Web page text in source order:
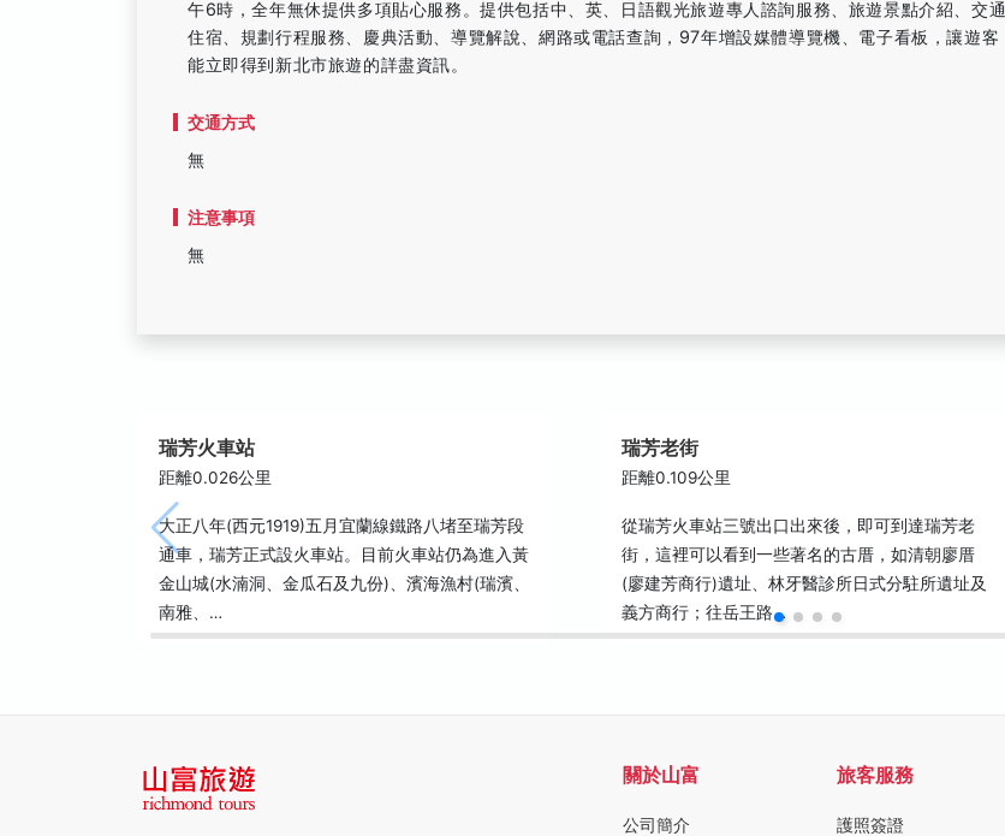
午6時，全年無休提供多項貼心服務。提供包括中、英、日語觀光旅遊專人諮詢服務、旅遊景點介紹、交通
住宿、規劃行程服務、慶典活動、導覽解說、網路或電話查詢，97年增設媒體導覽機、電子看板，讓遊客
能立即得到新北市旅遊的詳盡資訊。
交通方式
無
注意事項
無
瑞芳火車站
距離0.026公里
大正八年(西元1919)五月宜蘭線鐵路八堵至瑞芳段
通車，瑞芳正式設火車站。目前火車站仍為進入黃
金山城(水湳洞、金瓜石及九份)、濱海漁村(瑞濱、
南雅、…
瑞芳老街
距離0.109公里
從瑞芳火車站三號出口出來後，即可到達瑞芳老
街，這裡可以看到一些著名的古厝，如清朝廖厝
(廖建芳商行)遺址、林牙醫診所日式分駐所遺址及
義方商行；往岳王路…
關於山富
公司簡介
旅客服務
護照簽證